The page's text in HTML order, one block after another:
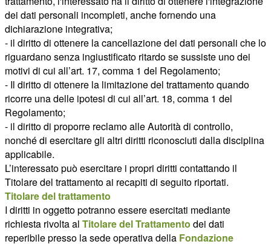
dei dati personali incompleti, anche fornendo una
dichiarazione integrativa;
- il diritto di ottenere la cancellazione dei dati personali che lo
riguardano senza ingiustificato ritardo se sussiste uno dei
motivi di cui all’art. 17, comma 1 del Regolamento;
- Il diritto di ottenere la limitazione del trattamento quando
ricorre una delle ipotesi di cui all’art. 18, comma 1 del
Regolamento;
- il diritto di proporre reclamo alle Autorità di controllo,
nonché di esercitare gli altri diritti riconosciuti dalla disciplina
applicabile.
L’interessato può esercitare i propri diritti contattando il
Titolare del trattamento ai recapiti di seguito riportati.
Titolare del trattamento
I diritti in oggetto potranno essere esercitati mediante
richiesta rivolta al Titolare del Trattamento dei dati
reperibile presso la sede operativa della Fondazione